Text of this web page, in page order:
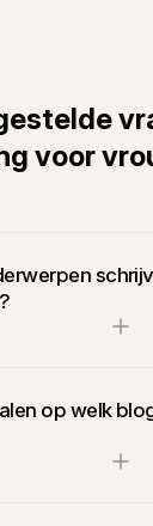
voor
op welk